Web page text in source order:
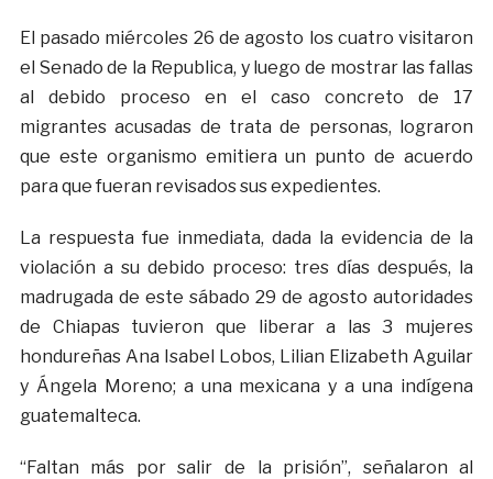
El pasado miércoles 26 de agosto los cuatro visitaron
el Senado de la Republica, y luego de mostrar las fallas
al debido proceso en el caso concreto de 17
migrantes acusadas de trata de personas, lograron
que este organismo emitiera un punto de acuerdo
para que fueran revisados sus expedientes.
La respuesta fue inmediata, dada la evidencia de la
violación a su debido proceso: tres días después, la
madrugada de este sábado 29 de agosto autoridades
de Chiapas tuvieron que liberar a las 3 mujeres
hondureñas Ana Isabel Lobos, Lilian Elizabeth Aguilar
y Ángela Moreno; a una mexicana y a una indígena
guatemalteca.
“Faltan más por salir de la prisión”, señalaron al